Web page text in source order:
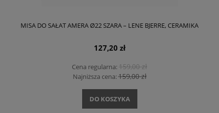
MISA DO SAŁAT AMERA Ø22 SZARA – LENE BJERRE, CERAMIKA
127,20 zł
Cena regularna:159,00 zł
Najniższa cena:159,00 zł
DO KOSZYKA